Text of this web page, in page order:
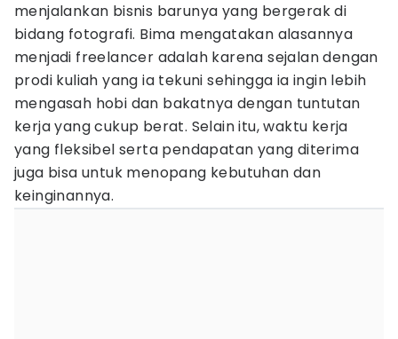
menjalankan bisnis barunya yang bergerak di
bidang fotografi. Bima mengatakan alasannya
menjadi freelancer adalah karena sejalan dengan
prodi kuliah yang ia tekuni sehingga ia ingin lebih
mengasah hobi dan bakatnya dengan tuntutan
kerja yang cukup berat. Selain itu, waktu kerja
yang fleksibel serta pendapatan yang diterima
juga bisa untuk menopang kebutuhan dan
keinginannya.